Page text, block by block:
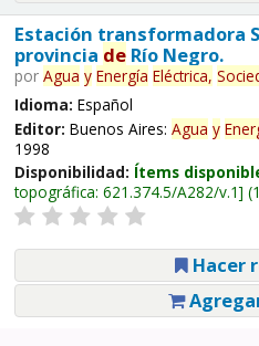
Estación transformadora
provincia deRío Negro.
por Agua y Energía Eléctrica,
Idioma: Español
Editor: Buenos Aires: Agua y
1998
Disponibilidad: Ítems
topográfica: 621.374.5/A282/v.1
Hacer